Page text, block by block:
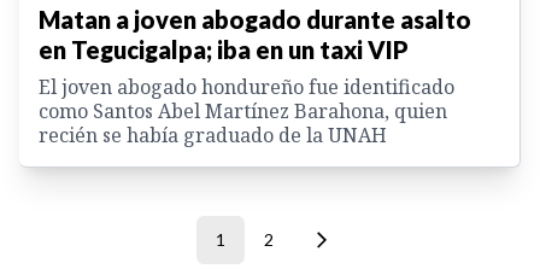
Matan a joven abogado durante asalto
en Tegucigalpa; iba en un taxi VIP
El joven abogado hondureño fue identificado
como Santos Abel Martínez Barahona, quien
recién se había graduado de la UNAH
1 2